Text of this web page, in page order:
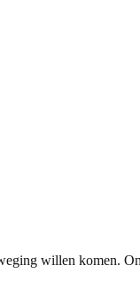
willen komen.